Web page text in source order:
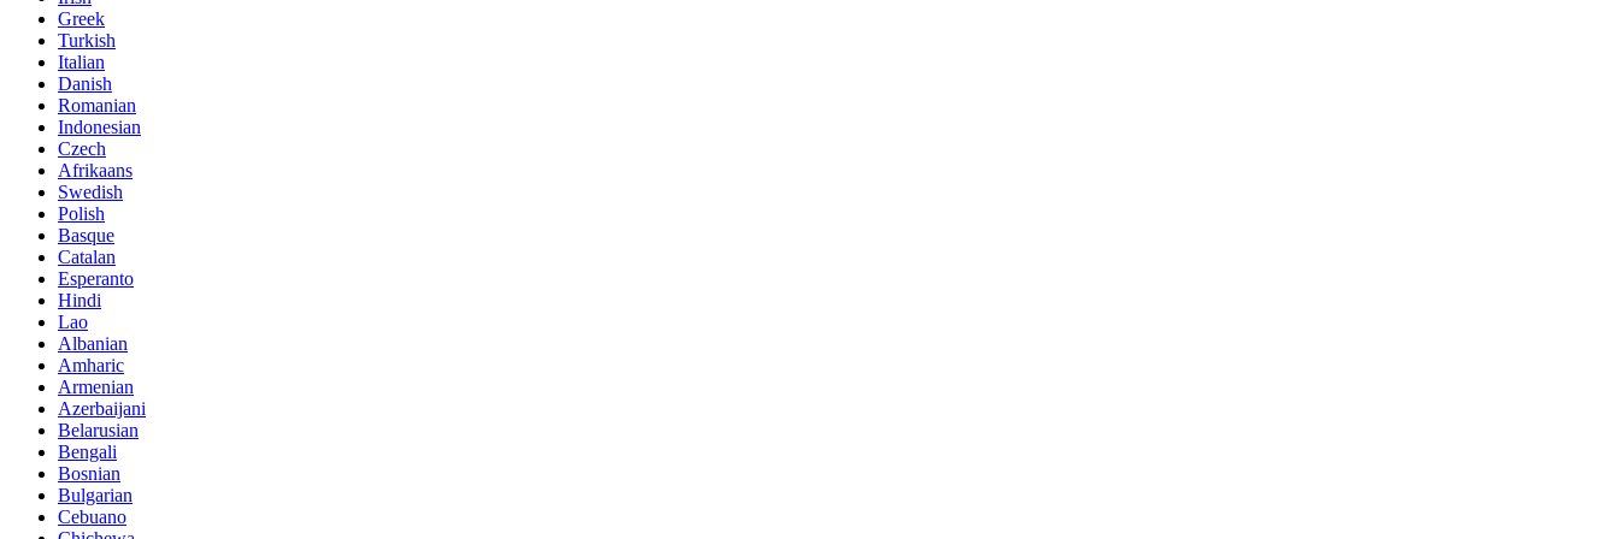
Greek
Turkish
Italian
Danish
Romanian
Indonesian
Czech
Afrikaans
Swedish
Polish
Basque
Catalan
Esperanto
Hindi
Lao
Albanian
Amharic
Armenian
Azerbaijani
Belarusian
Bengali
Bosnian
Bulgarian
Cebuano